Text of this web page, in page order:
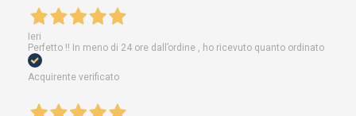
Ieri
Perfetto !! In meno di 24 ore dall’ordine , ho ricevuto quanto ordinato
Acquirente verificato